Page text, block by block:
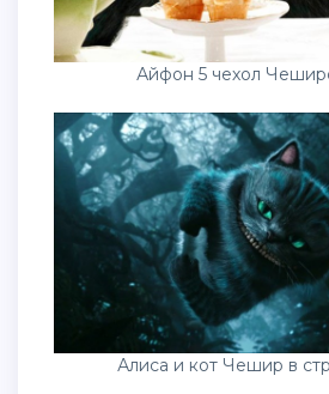
Айфон 5 чехол
Алиса и кот Чешир в